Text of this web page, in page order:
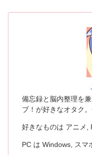
備忘録と脳内整理を
ブ！が好きなオタク
好きなものは アニメ,
PC は Windows, スマ